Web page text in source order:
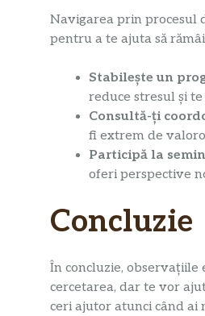
Navigarea prin procesul
pentru a te ajuta să
Stabilește un
reduce stresul și
Consultă-ți
fi extrem de
Participă la
oferi perspective
Concluzie
În concluzie,
cercetarea, dar te vor
ceri ajutor atunci când ai